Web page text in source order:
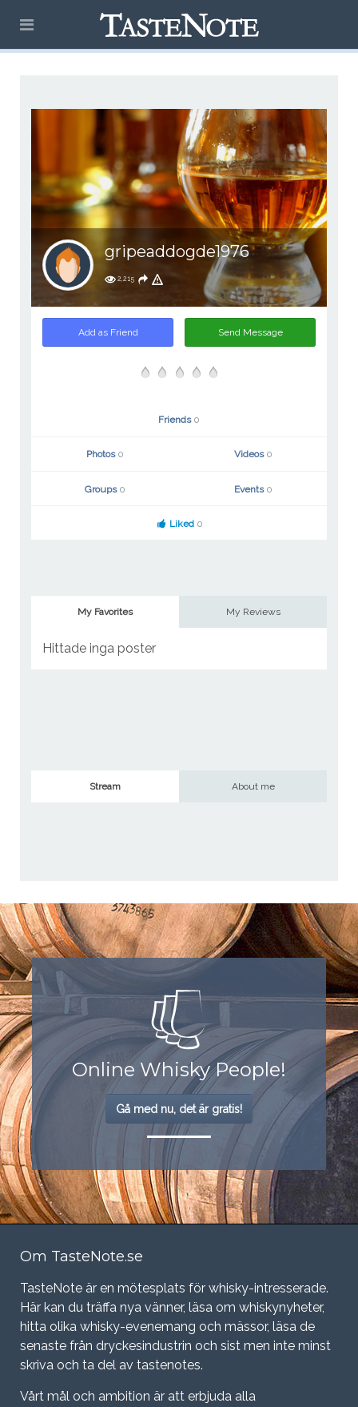
gripeaddogde1976
2,215
Add as Friend Send Message
Friends 0
Photos 0 Videos 0
Groups 0 Events 0
Liked 0
My Favorites My Reviews
Hittade inga poster
Stream About me
Online Whisky People!
Gå med nu, det är gratis!
Om TasteNote.se
TasteNote är en mötesplats för whisky-intresserade.
Här kan du träffa nya vänner, läsa om whiskynyheter,
hitta olika whisky-evenemang och mässor, läsa de
senaste från dryckesindustrin och sist men inte minst
skriva och ta del av tastenotes.
Vårt mål och ambition är att erbjuda alla